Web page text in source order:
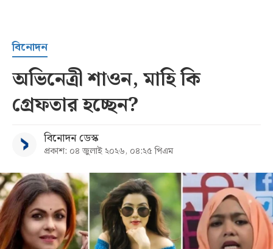
সর্বশেষ
বিভাগ
আর্কাইভ
কনভার্টার
বিনোদন
অভিনেত্রী শাওন, মাহি কি
গ্রেফতার হচ্ছেন?
বিনোদন ডেস্ক
প্রকাশ: ০৪ জুলাই ২০২৬, ০৪:২৫ পিএম